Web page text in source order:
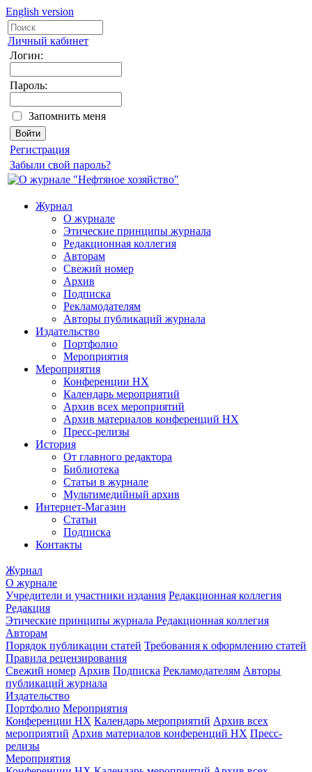
English version
Личный кабинет
Логин:
Пароль:
Запомнить меня
Регистрация
Забыли свой пароль?
Журнал
О журнале
Этические принципы журнала
Редакционная коллегия
Авторам
Свежий номер
Архив
Подписка
Рекламодателям
Авторы публикаций журнала
Издательство
Портфолио
Мероприятия
Мероприятия
Конференции НХ
Календарь мероприятий
Архив всех мероприятий
Архив материалов конференций НХ
Пресс-релизы
История
От главного редактора
Библиотека
Статьи в журнале
Мультимедийный архив
Интернет-Магазин
Статьи
Подписка
Контакты
Журнал
О журнале
Учредители и участники издания Редакционная коллегия
Редакция
Этические принципы журнала Редакционная коллегия
Авторам
Порядок публикации статей Требования к оформлению статей
Правила рецензирования
Свежий номер Архив Подписка Рекламодателям Авторы
публикаций журнала
Издательство
Портфолио Мероприятия
Конференции НХ Календарь мероприятий Архив всех
мероприятий Архив материалов конференций НХ Пресс-
релизы
Мероприятия